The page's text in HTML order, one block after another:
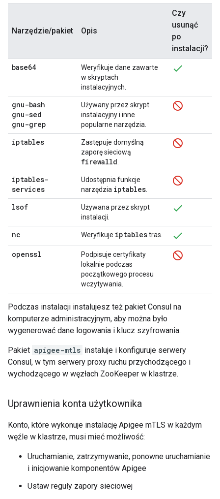
Narzędzie/pakiet Opis
Czy
usunąć
po
instalacji?
base64
Weryfikuje dane zawarte
w skryptach
instalacyjnych.
gnu-bash
gnu-sed
gnu-grep
Używany przez skrypt
instalacyjny i inne
popularne narzędzia.
iptables
Zastępuje domyślną
zaporę sieciową
firewalld
iptables-
services
Udostępnia funkcje
narzędzia iptables
lsof
Używana przez skrypt
instalacji.
nc Weryfikuje iptablestras.
openssl
Podpisuje certyfikaty
lokalnie podczas
początkowego procesu
wczytywania.
Podczas instalacji instalujesz też pakiet Consul na
komputerze administracyjnym, aby można było
wygenerować dane logowania i klucz szyfrowania.
Pakiet apigee-mtls instaluje i konfiguruje serwery
Consul, w tym serwery proxy ruchu przychodzącego i
wychodzącego w węzłach ZooKeeper w klastrze.
Uprawnienia konta użytkownika
Konto, które wykonuje instalację Apigee mTLS w każdym
węźle w klastrze, musi mieć możliwość:
Uruchamianie, zatrzymywanie, ponowne uruchamianie
i inicjowanie komponentów Apigee
Ustaw reguły zapory sieciowej